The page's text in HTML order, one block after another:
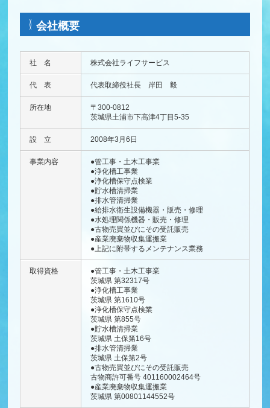
会社概要
社 名 株式会社ライフサービス
代 表 代表取締役社長 岸田 毅
所在地
〒300-0812
茨城県土浦市下高津4丁目5-35
設 立 2008年3月6日
事業内容
●管工事・土木工事業
●浄化槽工事業
●浄化槽保守点検業
●貯水槽清掃業
●排水管清掃業
●給排水衛生設備機器・販売・修理
●水処理関係機器・販売・修理
●古物売買並びにその受託販売
●産業廃棄物収集運搬業
●上記に附帯するメンテナンス業務
取得資格
●管工事・土木工事業
茨城県 第32317号
●浄化槽工事業
茨城県 第1610号
●浄化槽保守点検業
茨城県 第855号
●貯水槽清掃業
茨城県 土保第16号
●排水管清掃業
茨城県 土保第2号
●古物売買並びにその受託販売
古物商許可番号 401160002464号
●産業廃棄物収集運搬業
茨城県 第00801144552号